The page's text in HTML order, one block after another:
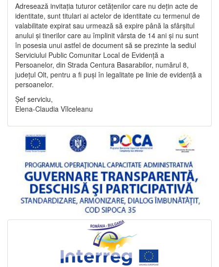
Adresează invitația tuturor cetățenilor care nu dețin acte de
identitate, sunt titulari ai actelor de identitate cu termenul de
valabilitate expirat sau urmează să expire până la sfârșitul
anului și tinerilor care au împlinit vârsta de 14 ani și nu sunt
în posesia unui astfel de document să se prezinte la sediul
Serviciului Public Comunitar Local de Evidență a
Persoanelor, din Strada Centura Basarabilor, numărul 8,
județul Olt, pentru a fi puși în legalitate pe linie de evidență a
persoanelor.
Șef serviciu,
Elena-Claudia Vîlceleanu